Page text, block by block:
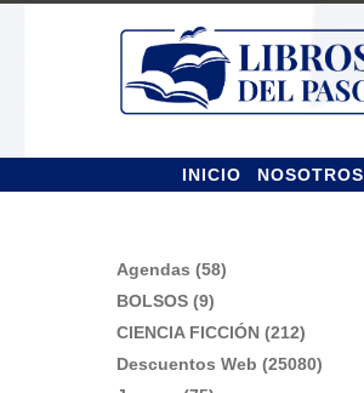
Ir
la
navegación
Ir
contenido
INICIO NOSOTROS
Agendas (58)
BOLSOS (9)
CIENCIA FICCIÓN (212)
Descuentos Web (25080)